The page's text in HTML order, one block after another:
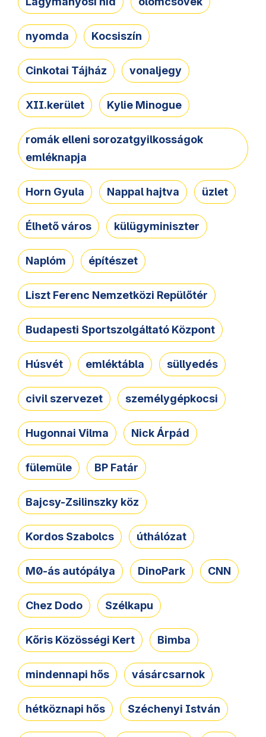
nyomda Kocsiszín
Cinkotai Tájház vonaljegy
XII.kerület Kylie Minogue
romák elleni sorozatgyilkosságok
emléknapja
Horn Gyula Nappal hajtva üzlet
Élhető város külügyminiszter
Naplóm építészet
Liszt Ferenc Nemzetközi Repülőtér
Budapesti Sportszolgáltató Központ
Húsvét emléktábla süllyedés
civil szervezet személygépkocsi
Hugonnai Vilma Nick Árpád
fülemüle BP Fatár
Bajcsy-Zsilinszky köz
Kordos Szabolcs úthálózat
M0-ás autópálya DinoPark CNN
Chez Dodo Szélkapu
Kőris Közösségi Kert Bimba
mindennapi hős vásárcsarnok
hétköznapi hős Széchenyi István